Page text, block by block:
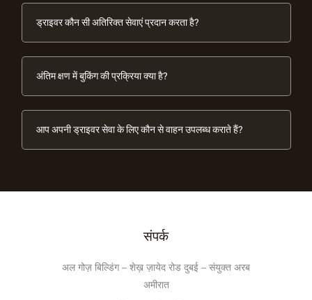
ड्राइवर कौन सी अतिरिक्त सेवाएं प्रदान करता है?
अंतिम क्षण में बुकिंग की प्रक्रिया क्या है?
आप अपनी ड्राइवर सेवा के लिए कौन से वाहन उपलब्ध कराते हैं?
संपर्क
अल गोज़ बिल्डिंग – शेख़ ज़ायेद रोड दुबई – संयुक्त अरब
अमीरात